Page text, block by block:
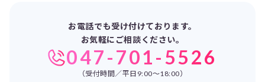
お電話でも受け付けております。
お気軽にご相談ください。
047-701-5526
（受付時間／平日9:00～18:00）